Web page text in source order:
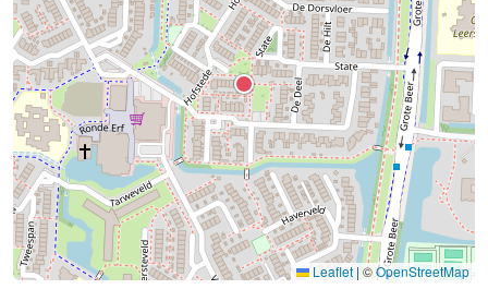
Leaflet | ©OpenStreetMap